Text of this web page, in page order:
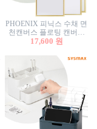
PHOENIX 피닉스 수채 면
천캔버스 플로팅 캔버스
프레임세트 30x30cm/액자
17,600 원